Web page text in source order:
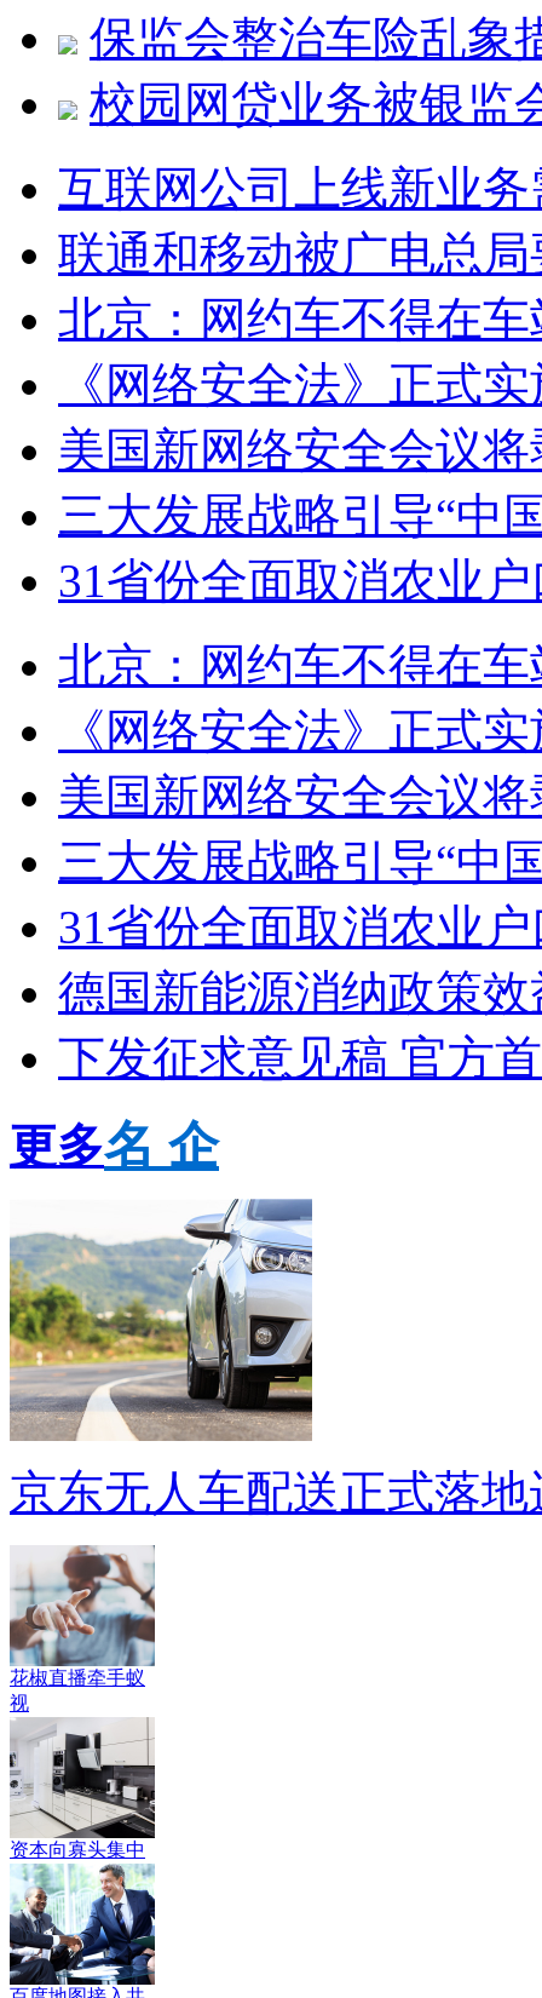
保监会整治车险乱象
校园网贷业务被银监
互联网公司上线新业
联通和移动被广电总
北京：网约车不得在
《网络安全法》正式
美国新网络安全会议
三大发展战略引导“中
31省份全面取消农业
北京：网约车不得在
《网络安全法》正式
美国新网络安全会议
三大发展战略引导“中
31省份全面取消农业
德国新能源消纳政策
下发征求意见稿 官方
更多名 企
京东无人车配送正式落地
花椒直播牵手蚁
视
资本向寡头集中